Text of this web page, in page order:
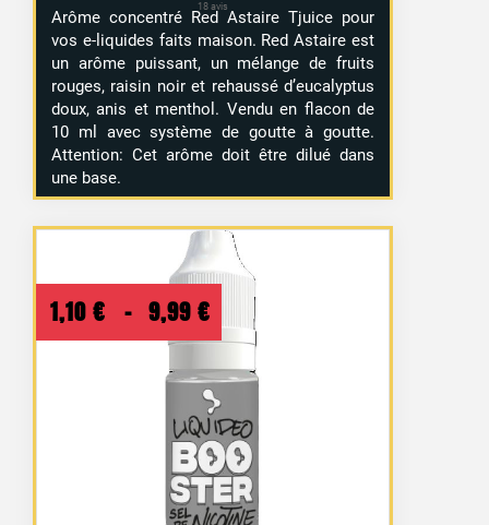
Arôme concentré Red Astaire Tjuice pour
vos e-liquides faits maison. Red Astaire est
un arôme puissant, un mélange de fruits
rouges, raisin noir et rehaussé d’eucalyptus
doux, anis et menthol. Vendu en flacon de
10 ml avec système de goutte à goutte.
Attention: Cet arôme doit être dilué dans
une base.
1,10 € – 9,99 €
Plage
de
prix :
1,10 €
à
9,99 €